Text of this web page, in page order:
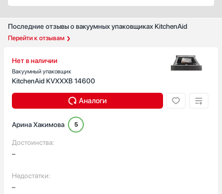
Последние отзывы о вакуумных упаковщиках KitchenAid
Перейти к отзывам
Нет в наличии
Вакуумный упаковщик
KitchenAid KVXXXB 14600
Аналоги
Арина Хакимова 5
Достоинства:
–
Недостатки:
–